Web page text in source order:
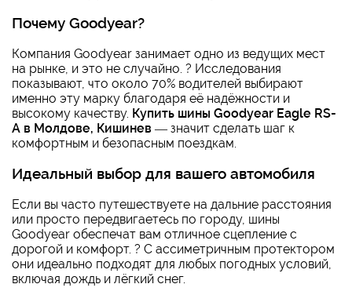
Почему Goodyear?
Компания Goodyear занимает одно из ведущих мест
на рынке, и это не случайно. ? Исследования
показывают, что около 70% водителей выбирают
именно эту марку благодаря её надёжности и
высокому качеству. Купить шины Goodyear Eagle RS-
A в Молдове, Кишинев — значит сделать шаг к
комфортным и безопасным поездкам.
Идеальный выбор для вашего автомобиля
Если вы часто путешествуете на дальние расстояния
или просто передвигаетесь по городу, шины
Goodyear обеспечат вам отличное сцепление с
дорогой и комфорт. ?️ С ассиметричным протектором
они идеально подходят для любых погодных условий,
включая дождь и лёгкий снег.